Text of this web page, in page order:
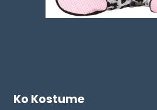
Ko Kostume